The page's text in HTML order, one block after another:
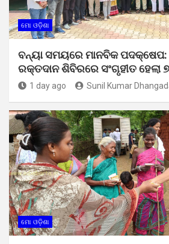
ମୋ ଓଡ଼ିଶା
ବନ୍ୟା ସମୟରେ ମାନବିକ
ରକ୍ତଦାନ ଶିବିରରେ ସଂଗୃହୀତ ହେଲା
1 day ago Sunil Kumar
ମୋ ଓଡ଼ିଶା